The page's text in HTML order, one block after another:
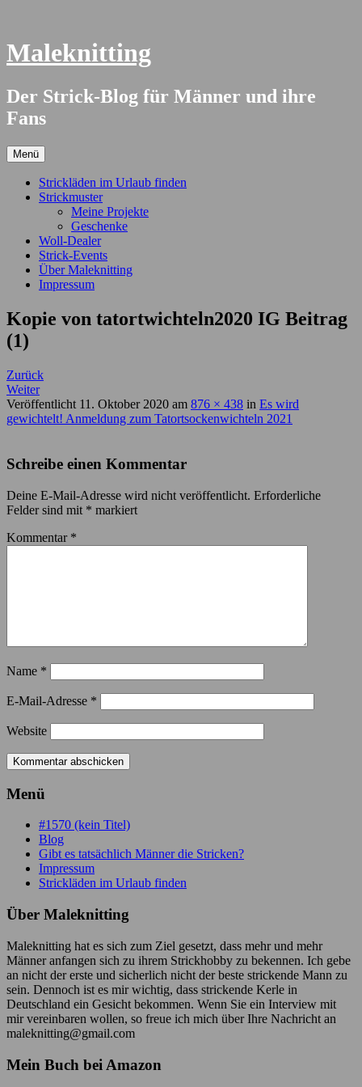
Inhalt
Maleknitting
Der Strick-Blog für Männer und ihre
Fans
Menü
Strickläden im Urlaub finden
Strickmuster
Meine Projekte
Geschenke
Woll-Dealer
Strick-Events
Über Maleknitting
Impressum
Kopie von tatortwichteln2020 IG Beitrag
(1)
Zurück
Weiter
Veröffentlicht 11. Oktober 2020 am 876 × 438 in Es wird
gewichtelt! Anmeldung zum Tatortsockenwichteln 2021
Schreibe einen Kommentar
Deine E-Mail-Adresse wird nicht veröffentlicht. Erforderliche
Felder sind mit * markiert
Kommentar *
Name *
E-Mail-Adresse *
Website
Menü
#1570 (kein Titel)
Blog
Gibt es tatsächlich Männer die Stricken?
Impressum
Strickläden im Urlaub finden
Über Maleknitting
Maleknitting hat es sich zum Ziel gesetzt, dass mehr und mehr
Männer anfangen sich zu ihrem Strickhobby zu bekennen. Ich gebe
an nicht der erste und sicherlich nicht der beste strickende Mann zu
sein. Dennoch ist es mir wichtig, dass strickende Kerle in
Deutschland ein Gesicht bekommen. Wenn Sie ein Interview mit
mir vereinbaren wollen, so freue ich mich über Ihre Nachricht an
maleknitting@gmail.com
Mein Buch bei Amazon